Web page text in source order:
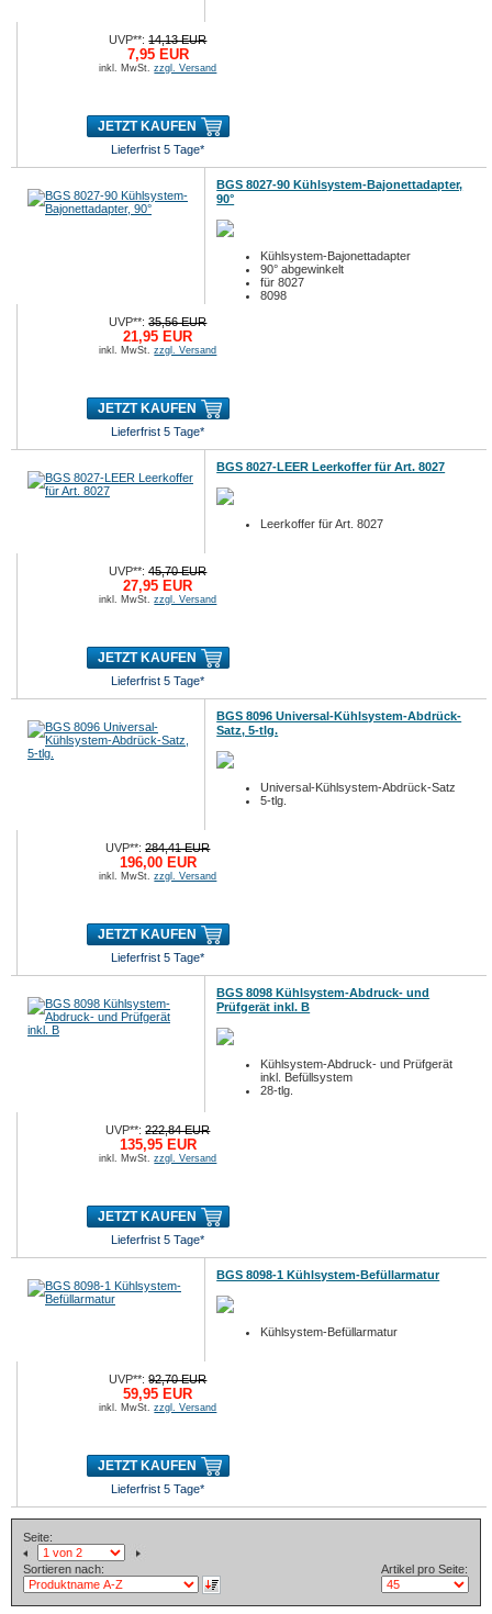
UVP**:14,13 EUR
7,95 EUR
inkl. MwSt.zzgl. Versand
JETZT KAUFEN
Lieferfrist 5 Tage*
BGS 8027-90 Kühlsystem-Bajonettadapter,
90°
Kühlsystem-Bajonettadapter
90° abgewinkelt
für 8027
8098
UVP**:35,56 EUR
21,95 EUR
inkl. MwSt.zzgl. Versand
JETZT KAUFEN
Lieferfrist 5 Tage*
BGS 8027-LEER Leerkoffer für Art. 8027
Leerkoffer für Art. 8027
UVP**:45,70 EUR
27,95 EUR
inkl. MwSt.zzgl. Versand
JETZT KAUFEN
Lieferfrist 5 Tage*
BGS 8096 Universal-Kühlsystem-Abdrück-
Satz, 5-tlg.
Universal-Kühlsystem-Abdrück-Satz
5-tlg.
UVP**:284,41 EUR
196,00 EUR
inkl. MwSt.zzgl. Versand
JETZT KAUFEN
Lieferfrist 5 Tage*
BGS 8098 Kühlsystem-Abdruck- und
Prüfgerät inkl. B
Kühlsystem-Abdruck- und Prüfgerät
inkl. Befüllsystem
28-tlg.
UVP**:222,84 EUR
135,95 EUR
inkl. MwSt.zzgl. Versand
JETZT KAUFEN
Lieferfrist 5 Tage*
BGS 8098-1 Kühlsystem-Befüllarmatur
Kühlsystem-Befüllarmatur
UVP**:92,70 EUR
59,95 EUR
inkl. MwSt.zzgl. Versand
JETZT KAUFEN
Lieferfrist 5 Tage*
Seite:
Sortieren nach: Artikel pro Seite: